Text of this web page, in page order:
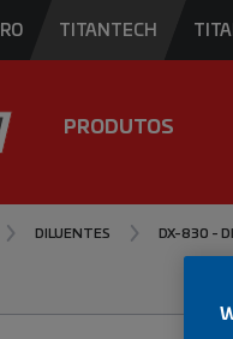
TITANTECH
PRODUTOS
DILUENTES DX-830 -